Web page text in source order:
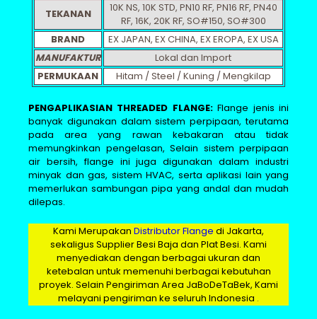
TEKANAN
10K NS, 10K STD, PN10 RF, PN16 RF, PN40
RF, 16K, 20K RF, SO#150, SO#300
BRAND
EX JAPAN, EX CHINA, EX EROPA, EX USA
MANUFAKTUR
Lokal dan Import
PERMUKAAN
Hitam / Steel / Kuning / Mengkilap
PENGAPLIKASIAN THREADED FLANGE:Flange jenis ini
banyak digunakan dalam sistem perpipaan, terutama
pada area yang rawan kebakaran atau tidak
memungkinkan pengelasan, Selain sistem perpipaan
air bersih, flange ini juga digunakan dalam industri
minyak dan gas, sistem HVAC, serta aplikasi lain yang
memerlukan sambungan pipa yang andal dan mudah
dilepas.
Kami Merupakan Distributor Flange di Jakarta,
sekaligus Supplier Besi Baja dan Plat Besi. Kami
menyediakan dengan berbagai ukuran dan
ketebalan untuk memenuhi berbagai kebutuhan
proyek. Selain Pengiriman Area JaBoDeTaBek, Kami
melayani pengiriman ke seluruh Indonesia .